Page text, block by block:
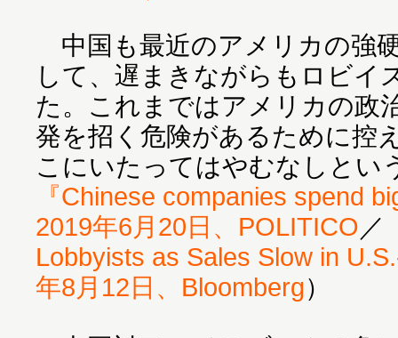
中国も最近のアメリカの強
して、遅まきながらもロビイ
た。これまではアメリカの政
発を招く危険があるために控
こにいたってはやむなしとい
『Chinese companies spend
2019年6月20日、POLITICO ／
Lobbyists as Sales Slow in
年8月12日、Bloomberg）